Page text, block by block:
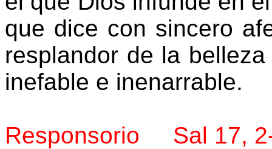
que dice con sincero
resplandor de la
inefable e inenarrable.
Responsorio Sal 17,